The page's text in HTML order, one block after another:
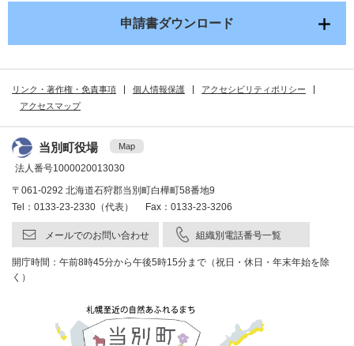
申請書ダウンロード
リンク・著作権・免責事項 個人情報保護
アクセシビリティポリシー
アクセスマップ
当別町役場 Map
法人番号1000020013030
〒061-0292 北海道石狩郡当別町白樺町58番地9
Tel：0133-23-2330（代表） Fax：0133-23-3206
メールでのお問い合わせ 組織別電話番号一覧
開庁時間：午前8時45分から午後5時15分まで（祝日・休日・年末年始を除
く）